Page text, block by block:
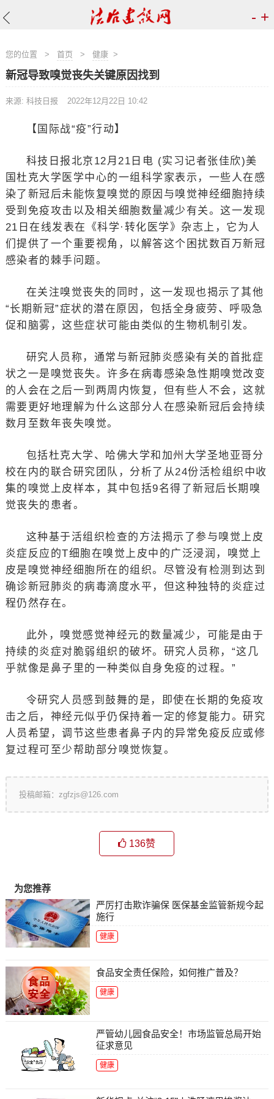
- +
您的位置 > 首页 > 健康>
新冠导致嗅觉丧失关键原因找到
来源: 科技日报 2022年12月22日 10:42
【国际战“疫”行动】
科技日报北京12月21日电 (实习记者张佳欣)美
国杜克大学医学中心的一组科学家表示，一些人在感
染了新冠后未能恢复嗅觉的原因与嗅觉神经细胞持续
受到免疫攻击以及相关细胞数量减少有关。这一发现
21日在线发表在《科学·转化医学》杂志上，它为人
们提供了一个重要视角，以解答这个困扰数百万新冠
感染者的棘手问题。
在关注嗅觉丧失的同时，这一发现也揭示了其他
“长期新冠”症状的潜在原因，包括全身疲劳、呼吸急
促和脑雾，这些症状可能由类似的生物机制引发。
研究人员称，通常与新冠肺炎感染有关的首批症
状之一是嗅觉丧失。许多在病毒感染急性期嗅觉改变
的人会在之后一到两周内恢复，但有些人不会，这就
需要更好地理解为什么这部分人在感染新冠后会持续
数月至数年丧失嗅觉。
包括杜克大学、哈佛大学和加州大学圣地亚哥分
校在内的联合研究团队，分析了从24份活检组织中收
集的嗅觉上皮样本，其中包括9名得了新冠后长期嗅
觉丧失的患者。
这种基于活组织检查的方法揭示了参与嗅觉上皮
炎症反应的T细胞在嗅觉上皮中的广泛浸润，嗅觉上
皮是嗅觉神经细胞所在的组织。尽管没有检测到达到
确诊新冠肺炎的病毒滴度水平，但这种独特的炎症过
程仍然存在。
此外，嗅觉感觉神经元的数量减少，可能是由于
持续的炎症对脆弱组织的破坏。研究人员称，“这几
乎就像是鼻子里的一种类似自身免疫的过程。”
令研究人员感到鼓舞的是，即使在长期的免疫攻
击之后，神经元似乎仍保持着一定的修复能力。研究
人员希望，调节这些患者鼻子内的异常免疫反应或修
复过程可至少帮助部分嗅觉恢复。
投稿邮箱：zgfzjs@126.com
136赞
为您推荐
严厉打击欺诈骗保 医保基金监管新规今起
施行
健康
食品安全责任保险，如何推广普及？
健康
严管幼儿园食品安全！市场监管总局开始
征求意见
健康